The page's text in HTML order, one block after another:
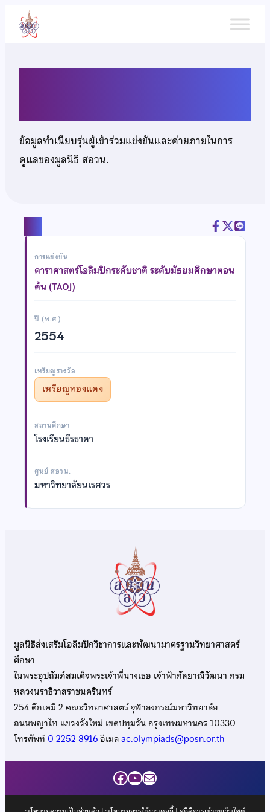
เนื้อหา
ข้อมูลทำเนียบรุ่นผู้เข้าร่วมแข่งขันและค่ายภายในการ
ดูแลของมูลนิธิ สอวน.
การแข่งขัน
ดาราศาสตร์โอลิมปิกระดับชาติ ระดับมัธยมศึกษาตอน
ต้น (TAOJ)
ปี (พ.ศ.)
2554
เหรียญรางวัล
เหรียญทองแดง
สถานศึกษา
โรงเรียนธีรธาดา
ศูนย์ สอวน.
มหาวิทยาลัยนเรศวร
มูลนิธิส่งเสริมโอลิมปิกวิชาการและพัฒนามาตรฐานวิทยาศาสตร์
ศึกษา
ในพระอุปถัมภ์สมเด็จพระเจ้าพี่นางเธอ เจ้าฟ้ากัลยาณิวัฒนา กรม
หลวงนราธิวาสราชนครินทร์
254 ตึกเคมี 2 คณะวิทยาศาสตร์ จุฬาลงกรณ์มหาวิทยาลัย
ถนนพญาไท แขวงวังใหม่ เขตปทุมวัน กรุงเทพมหานคร 10330
โทรศัพท์0 2252 8916อีเมลac.olympiads@posn.or.th
Facebook
YouTube
Mail